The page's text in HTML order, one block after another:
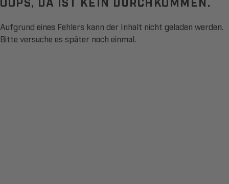
Aufgrund eines Fehlers kann der Inhalt nicht geladen werden.
Bitte versuche es später noch einmal.